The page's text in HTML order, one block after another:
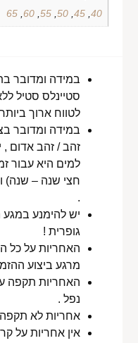
40
,
45
,
50
,
55
,
60
,
65
סטיינלס סטיל
לטווח ארוך
במידה ומדובר
זהב / זהב אדום
למים היא עבור
חצי שנה – שנה)
.
יש להימנע
גופרית !
האחריות על כל
מרגע ביצוע
האחריות תקפה
נפל .
אחריות לא
אין אחריות על